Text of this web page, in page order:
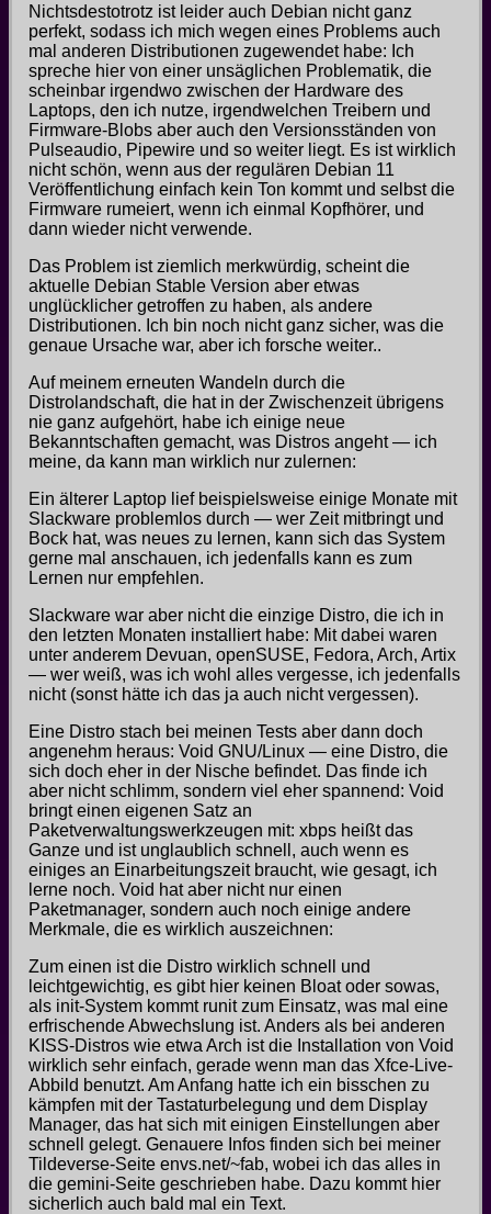
Nichtsdestotrotz ist leider auch Debian nicht ganz
perfekt, sodass ich mich wegen eines Problems auch
mal anderen Distributionen zugewendet habe: Ich
spreche hier von einer unsäglichen Problematik, die
scheinbar irgendwo zwischen der Hardware des
Laptops, den ich nutze, irgendwelchen Treibern und
Firmware-Blobs aber auch den Versionsständen von
Pulseaudio, Pipewire und so weiter liegt. Es ist wirklich
nicht schön, wenn aus der regulären Debian 11
Veröffentlichung einfach kein Ton kommt und selbst die
Firmware rumeiert, wenn ich einmal Kopfhörer, und
dann wieder nicht verwende.
Das Problem ist ziemlich merkwürdig, scheint die
aktuelle Debian Stable Version aber etwas
unglücklicher getroffen zu haben, als andere
Distributionen. Ich bin noch nicht ganz sicher, was die
genaue Ursache war, aber ich forsche weiter..
Auf meinem erneuten Wandeln durch die
Distrolandschaft, die hat in der Zwischenzeit übrigens
nie ganz aufgehört, habe ich einige neue
Bekanntschaften gemacht, was Distros angeht — ich
meine, da kann man wirklich nur zulernen:
Ein älterer Laptop lief beispielsweise einige Monate mit
Slackware problemlos durch — wer Zeit mitbringt und
Bock hat, was neues zu lernen, kann sich das System
gerne mal anschauen, ich jedenfalls kann es zum
Lernen nur empfehlen.
Slackware war aber nicht die einzige Distro, die ich in
den letzten Monaten installiert habe: Mit dabei waren
unter anderem Devuan, openSUSE, Fedora, Arch, Artix
— wer weiß, was ich wohl alles vergesse, ich jedenfalls
nicht (sonst hätte ich das ja auch nicht vergessen).
Eine Distro stach bei meinen Tests aber dann doch
angenehm heraus: Void GNU/Linux — eine Distro, die
sich doch eher in der Nische befindet. Das finde ich
aber nicht schlimm, sondern viel eher spannend: Void
bringt einen eigenen Satz an
Paketverwaltungswerkzeugen mit: xbps heißt das
Ganze und ist unglaublich schnell, auch wenn es
einiges an Einarbeitungszeit braucht, wie gesagt, ich
lerne noch. Void hat aber nicht nur einen
Paketmanager, sondern auch noch einige andere
Merkmale, die es wirklich auszeichnen:
Zum einen ist die Distro wirklich schnell und
leichtgewichtig, es gibt hier keinen Bloat oder sowas,
als init-System kommt runit zum Einsatz, was mal eine
erfrischende Abwechslung ist. Anders als bei anderen
KISS-Distros wie etwa Arch ist die Installation von Void
wirklich sehr einfach, gerade wenn man das Xfce-Live-
Abbild benutzt. Am Anfang hatte ich ein bisschen zu
kämpfen mit der Tastaturbelegung und dem Display
Manager, das hat sich mit einigen Einstellungen aber
schnell gelegt. Genauere Infos finden sich bei meiner
Tildeverse-Seite envs.net/~fab, wobei ich das alles in
die gemini-Seite geschrieben habe. Dazu kommt hier
sicherlich auch bald mal ein Text.